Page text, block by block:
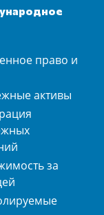
право и
активы
за